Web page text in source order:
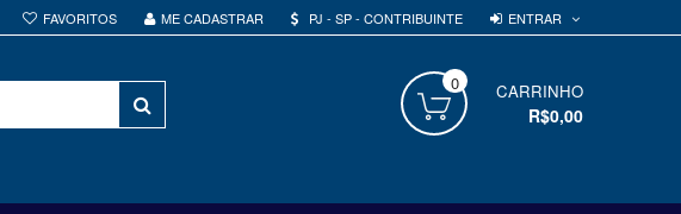
FAVORITOS ME CADASTRAR PJ - SP - CONTRIBUINTE ENTRAR
CARRINHO
0
R$0,00